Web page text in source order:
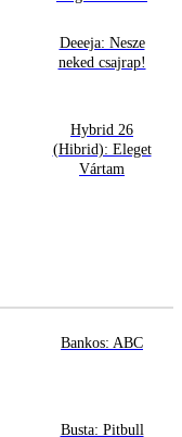
Deeeja: Nesze
neked csajrap!
Hybrid 26
(Hibrid): Eleget
Vártam
Bankos: ABC
Busta: Pitbull